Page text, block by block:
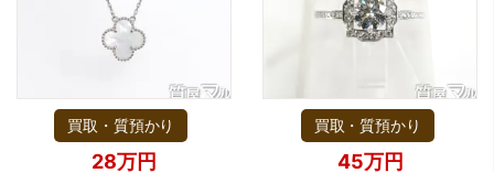
買取・質預かり
28万円
買取・質預かり
45万円